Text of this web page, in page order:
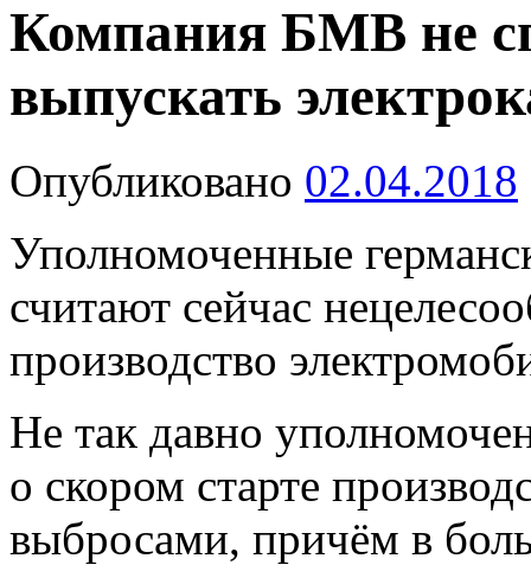
Компания БМВ не
выпускать
Опубликовано 02.04.2018
Уполномоченные
считают сейчас
производство
Не так давно
о скором старте
выбросами, причём в